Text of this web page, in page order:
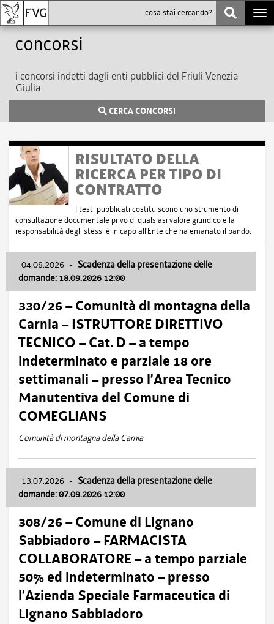
Concorsi
i concorsi indetti dagli enti pubblici del Friuli Venezia
Giulia
CERCA CONCORSI
RISULTATO DELLA
RICERCA PER TIPO DI
CONTRATTO
I testi pubblicati costituiscono uno strumento di
consultazione documentale privo di qualsiasi valore giuridico e la
responsabilità degli stessi è in capo all'Ente che ha emanato il bando.
04.08.2026 - Scadenza della presentazione delle
domande: 18.09.2026 12:00
330/26 – Comunità di montagna della
Carnia – ISTRUTTORE DIRETTIVO
TECNICO – Cat. D – a tempo
indeterminato e parziale 18 ore
settimanali – presso l’Area Tecnico
Manutentiva del Comune di
COMEGLIANS
Comunità di montagna della Carnia
13.07.2026 - Scadenza della presentazione delle
domande: 07.09.2026 12:00
308/26 – Comune di Lignano
Sabbiadoro – FARMACISTA
COLLABORATORE – a tempo parziale
50% ed indeterminato – presso
l’Azienda Speciale Farmaceutica di
Lignano Sabbiadoro